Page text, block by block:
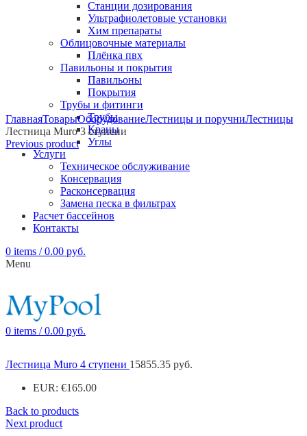
Станции дозирования
Ультрафиолетовые установки
Хим препараты
Облицовочные материалы
Плёнка пвх
Павильоны и покрытия
Павильоны
Покрытия
Трубы и фитинги
Трубы
Краны
Углы
Услуги
Техническое обслуживание
Консервация
Расконсервация
Замена песка в фильтрах
Расчет бассейнов
Контакты
0 items / 0.00 руб.
Menu
0 items / 0.00 руб.
Click to enlarge
ГлавнаяТоварыОборудованиеЛестницы и поручниЛестницы
Лестница Muro 3 ступени
Previous product
Лестница Muro 4 ступени 15855.35 руб.
EUR: €165.00
Back to products
Next product